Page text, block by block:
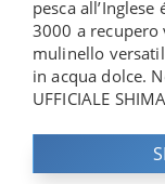
pesca
3000 a recupero
mulinello
in acqua dolce.
UFFICIALE